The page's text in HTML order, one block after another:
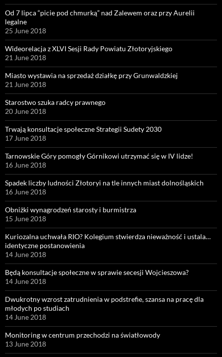
Od 7 lipca “picie pod chmurką” nad Zalewem oraz przy Aurelii
legalne
25 June 2018
Wideorelacja z XLVI Sesji Rady Powiatu Złotoryjskiego
21 June 2018
Miasto wystawia na sprzedaż działkę przy Grunwaldzkiej
21 June 2018
Starostwo szuka radcy prawnego
20 June 2018
Trwają konsultacje społeczne Strategii Sudety 2030
17 June 2018
Tarnowskie Góry pomogły Górnikowi utrzymać się w IV lidze!
16 June 2018
Spadek liczby ludności Złotoryi na tle innych miast dolnośląskich
16 June 2018
Obniżki wynagrodzeń starosty i burmistrza
15 June 2018
Kuriozalna uchwała RIO? Kolegium stwierdza nieważność i ustala…
identyczne postanowienia
14 June 2018
Będą konsultacje społeczne w sprawie secesji Wojcieszowa?
14 June 2018
Dwukrotny wzrost zatrudnienia w podstrefie, szansa na pracę dla
młodych po studiach
14 June 2018
Monitoring w centrum przechodzi na światłowody
13 June 2018